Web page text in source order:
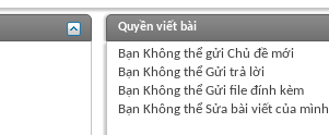
Quyền viết bài
Bạn Không thểgửi Chủ đề mới
Bạn Không thểGửi trả lời
Bạn Không thểGửi file đính kèm
Bạn Không thểSửa bài viết của mình